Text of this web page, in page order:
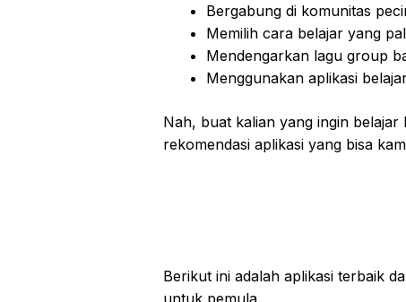
Bergabung di komunitas
Memilih cara belajar yang
Mendengarkan lagu group
Menggunakan aplikasi
Nah, buat kalian yang ingin
rekomendasi aplikasi yang bisa
Berikut ini adalah aplikasi terbaik
untuk pemula.